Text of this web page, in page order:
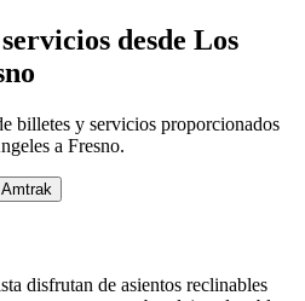
desde Los
billetes y servicios proporcionados
a Fresno.
Amtrak
disfrutan de asientos reclinables